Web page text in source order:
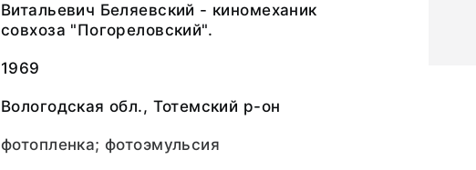
Витальевич Беляевский - киномеханик
совхоза "Погореловский".
1969
Вологодская обл., Тотемский р-он
фотопленка; фотоэмульсия